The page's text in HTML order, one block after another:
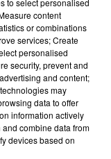
20h50
20h50
to select personalised
content
or combinations
services; Create
personalised
security, prevent and
and content;
may
data to offer
information actively
combine data from
devices based on